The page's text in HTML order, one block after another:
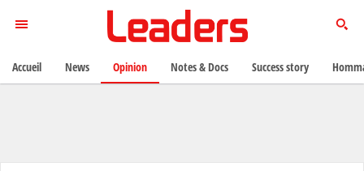
Accueil News Opinion Notes & Docs Success story